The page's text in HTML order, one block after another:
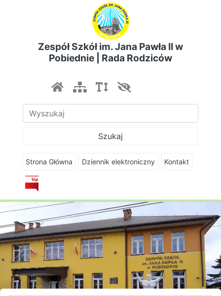
Zespół Szkół im. Jana Pawła II w
Pobiednie | Rada Rodziców
Szukaj
Strona Główna Dziennik elektroniczny Kontakt